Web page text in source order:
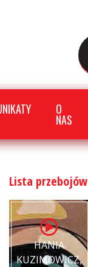
O
NAS
Lista przebojów
HANIA
KUZIMOWICZ,